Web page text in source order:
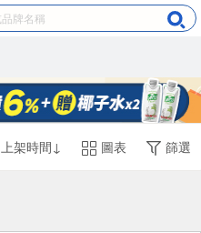
上架時間↓ 圖表 篩選